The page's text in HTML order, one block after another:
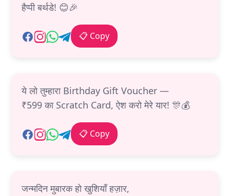
हैप्पी बर्थडे! 😊🎉
📋 Copy
ये लो तुम्हारा Birthday Gift Voucher —
₹599 का Scratch Card, ऐश करो मेरे यार! 🎊💰
📋 Copy
जन्मदिन मुबारक हो खुशियाँ हज़ार,